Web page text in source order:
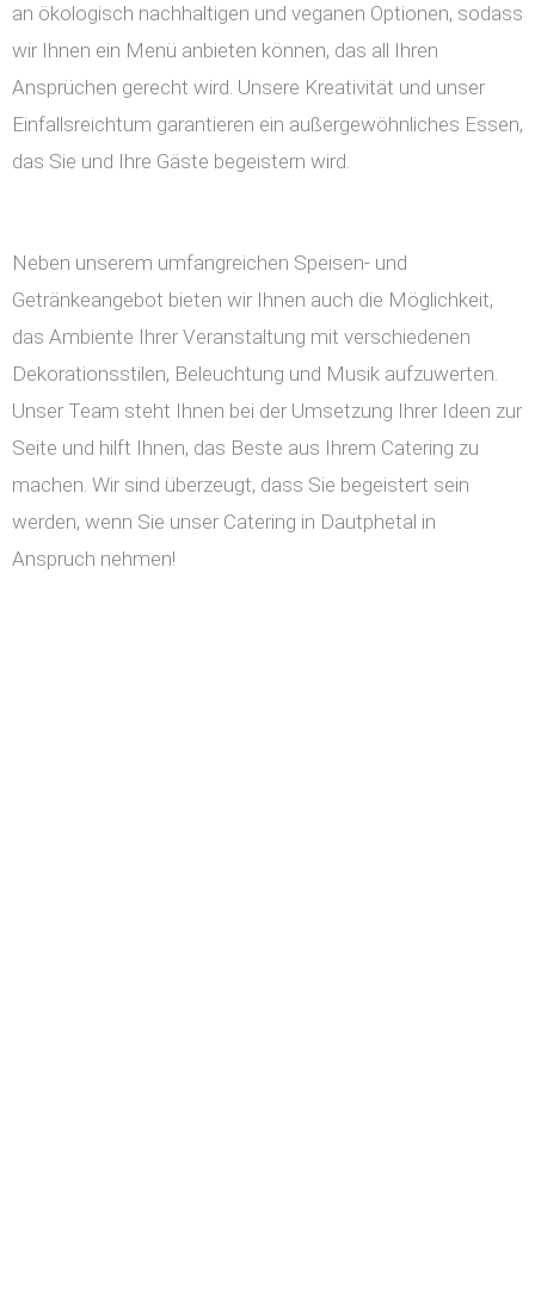
an ökologisch nachhaltigen und veganen Optionen, sodass
wir Ihnen ein Menü anbieten können, das all Ihren
Ansprüchen gerecht wird. Unsere Kreativität und unser
Einfallsreichtum garantieren ein außergewöhnliches Essen,
das Sie und Ihre Gäste begeistern wird.
Neben unserem umfangreichen Speisen- und
Getränkeangebot bieten wir Ihnen auch die Möglichkeit,
das Ambiente Ihrer Veranstaltung mit verschiedenen
Dekorationsstilen, Beleuchtung und Musik aufzuwerten.
Unser Team steht Ihnen bei der Umsetzung Ihrer Ideen zur
Seite und hilft Ihnen, das Beste aus Ihrem Catering zu
machen. Wir sind überzeugt, dass Sie begeistert sein
werden, wenn Sie unser Catering in Dautphetal in
Anspruch nehmen!